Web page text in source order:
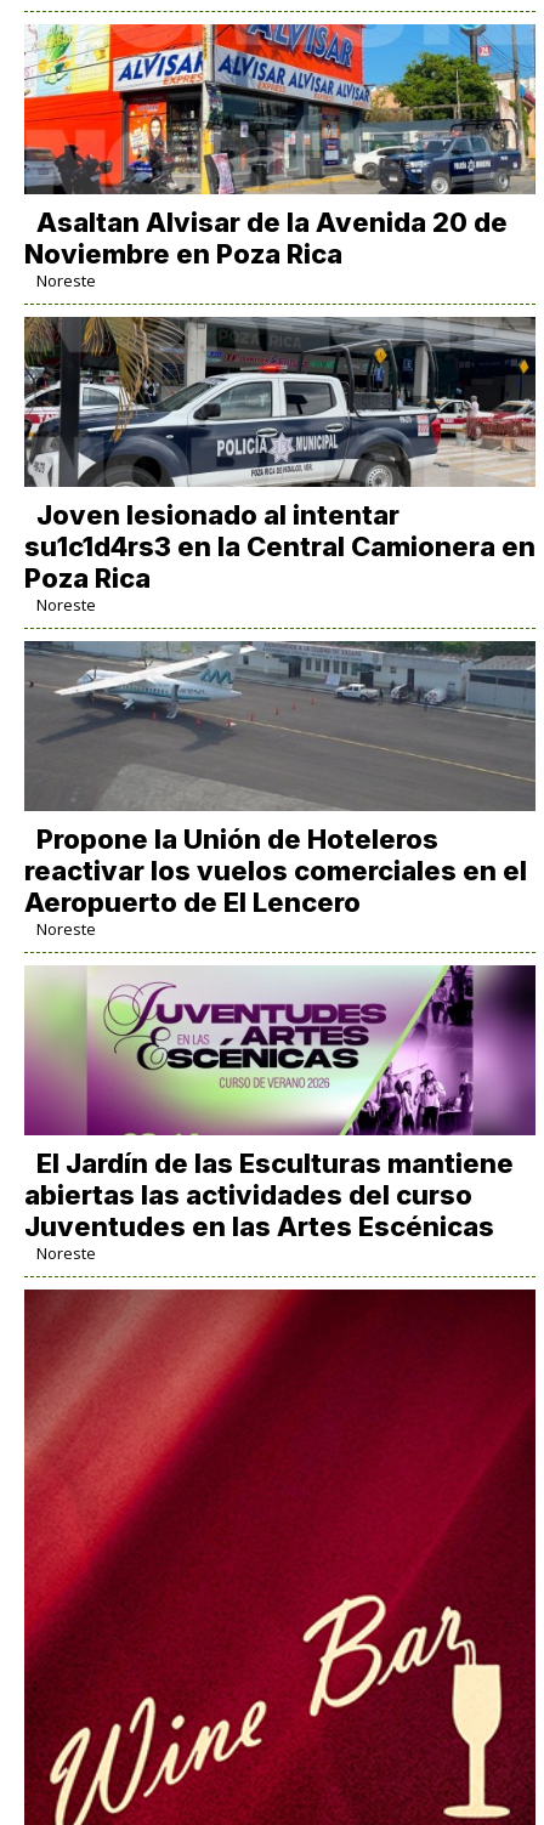
Asaltan Alvisar de la Avenida 20 de
Noviembre en Poza Rica
Noreste
Joven lesionado al intentar
su1c1d4rs3 en la Central Camionera en
Poza Rica
Noreste
Propone la Unión de Hoteleros
reactivar los vuelos comerciales en el
Aeropuerto de El Lencero
Noreste
El Jardín de las Esculturas mantiene
abiertas las actividades del curso
Juventudes en las Artes Escénicas
Noreste